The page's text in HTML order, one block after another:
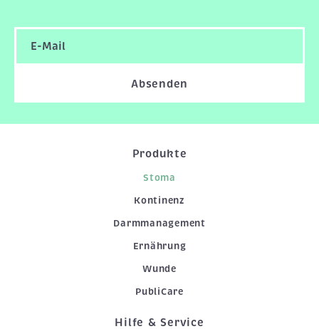
Absenden
Produkte
Stoma
Kontinenz
Darmmanagement
Ernährung
Wunde
PubliCare
Hilfe & Service